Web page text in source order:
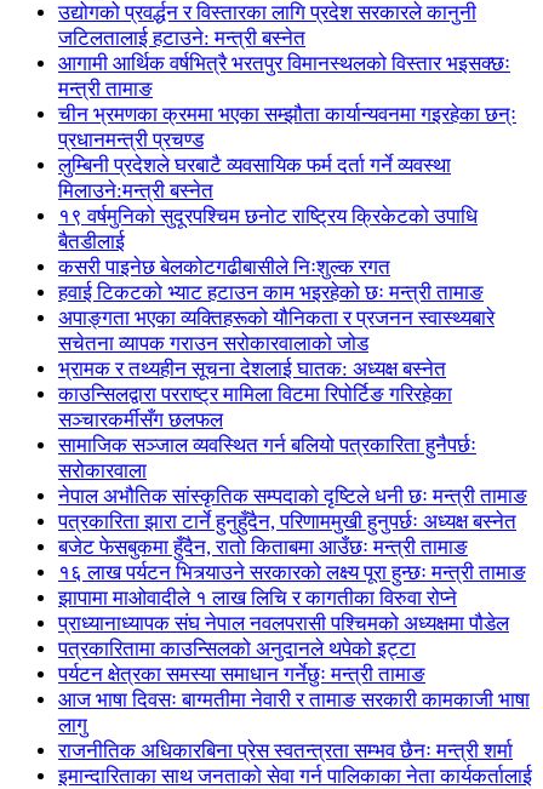
उद्योगको प्रवर्द्धन र विस्तारका लागि प्रदेश सरकारले कानुनी
जटिलतालाई हटाउने: मन्त्री बस्नेत
आगामी आर्थिक वर्षभित्रै भरतपुर विमानस्थलको विस्तार भइसक्छः
मन्त्री तामाङ
चीन भ्रमणका क्रममा भएका सम्झौता कार्यान्यवनमा गइरहेका छन्ः
प्रधानमन्त्री प्रचण्ड
लुम्बिनी प्रदेशले घरबाटै व्यवसायिक फर्म दर्ता गर्ने व्यवस्था
मिलाउने:मन्त्री बस्नेत
१९ वर्षमुनिको सुदूरपश्चिम छनोट राष्ट्रिय क्रिकेटको उपाधि
बैतडीलाई
कसरी पाइनेछ बेलकोटगढीबासीले निःशुल्क रगत
हवाई टिकटको भ्याट हटाउन काम भइरहेको छः मन्त्री तामाङ
अपाङ्गता भएका व्यक्तिहरूको यौनिकता र प्रजनन स्वास्थ्यबारे
सचेतना व्यापक गराउन सरोकारवालाको जोड
भ्रामक र तथ्यहीन सूचना देशलाई घातक: अध्यक्ष बस्नेत
काउन्सिलद्वारा परराष्ट्र मामिला विटमा रिपोर्टिङ गरिरहेका
सञ्चारकर्मीसँग छलफल
सामाजिक सञ्जाल व्यवस्थित गर्न बलियो पत्रकारिता हुनैपर्छः
सरोकारवाला
नेपाल अभौतिक सांस्कृतिक सम्पदाको दृष्टिले धनी छः मन्त्री तामाङ
पत्रकारिता झारा टार्ने हुनुहुँदैन, परिणाममुखी हुनुपर्छः अध्यक्ष बस्नेत
बजेट फेसबुकमा हुँदैन, रातो किताबमा आउँछः मन्त्री तामाङ
१६ लाख पर्यटन भित्र्याउने सरकारको लक्ष्य पूरा हुन्छः मन्त्री तामाङ
झापामा माओवादीले १ लाख लिचि र कागतीका विरुवा रोप्ने
प्राध्यानाध्यापक संघ नेपाल नवलपरासी पश्चिमको अध्यक्षमा पौडेल
पत्रकारितामा काउन्सिलको अनुदानले थपेको इट्टा
पर्यटन क्षेत्रका समस्या समाधान गर्नेछुः मन्त्री तामाङ
आज भाषा दिवसः बाग्मतीमा नेवारी र तामाङ सरकारी कामकाजी भाषा
लागु
राजनीतिक अधिकारबिना प्रेस स्वतन्त्रता सम्भव छैनः मन्त्री शर्मा
इमान्दारिताका साथ जनताकाे सेवा गर्न पालिकाका नेता कार्यकर्तालाई